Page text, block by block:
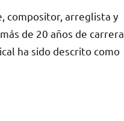
compositor, arreglista y
de 20 años de carrera
ha sido descrito como